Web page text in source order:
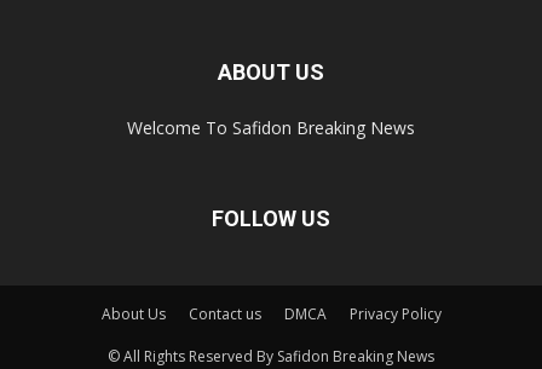
ABOUT US
Welcome To Safidon Breaking News
FOLLOW US
About Us Contact us DMCA Privacy Policy
© All Rights Reserved By Safidon Breaking News